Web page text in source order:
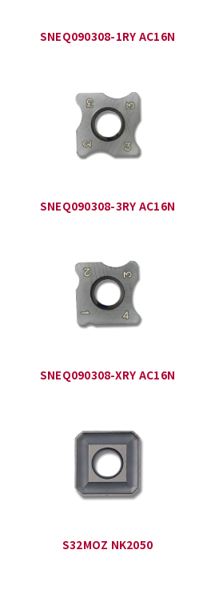
SNEQ090308-1RY AC16N
SNEQ090308-3RY AC16N
SNEQ090308-XRY AC16N
S32MOZ NK2050